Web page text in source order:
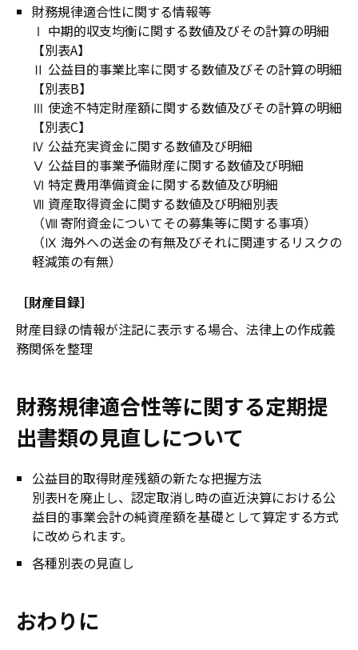
財務規律適合性に関する情報等
Ⅰ 中期的収支均衡に関する数値及びその計算の明細
【別表A】
Ⅱ 公益目的事業比率に関する数値及びその計算の明細
【別表B】
Ⅲ 使途不特定財産額に関する数値及びその計算の明細
【別表C】
Ⅳ 公益充実資金に関する数値及び明細
Ⅴ 公益目的事業予備財産に関する数値及び明細
Ⅵ 特定費用準備資金に関する数値及び明細
Ⅶ 資産取得資金に関する数値及び明細別表
（Ⅷ 寄附資金についてその募集等に関する事項）
（Ⅸ 海外への送金の有無及びそれに関連するリスクの
軽減策の有無）
［財産目録］
財産目録の情報が注記に表示する場合、法律上の作成義
務関係を整理
財務規律適合性等に関する定期提
出書類の見直しについて
公益目的取得財産残額の新たな把握方法
別表Hを廃止し、認定取消し時の直近決算における公
益目的事業会計の純資産額を基礎として算定する方式
に改められます。
各種別表の見直し
おわりに